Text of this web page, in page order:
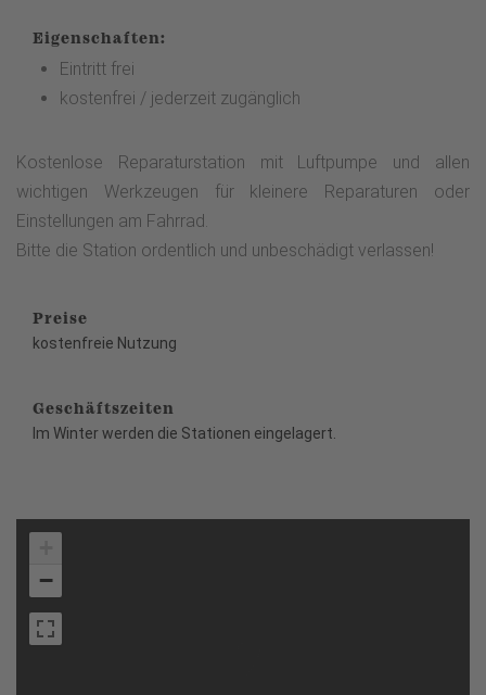
Eigenschaften:
Eintritt frei
kostenfrei / jederzeit zugänglich
Kostenlose Reparaturstation mit Luftpumpe und allen
wichtigen Werkzeugen für kleinere Reparaturen oder
Einstellungen am Fahrrad.
Bitte die Station ordentlich und unbeschädigt verlassen!
Preise
kostenfreie Nutzung
Geschäftszeiten
Im Winter werden die Stationen eingelagert.
−